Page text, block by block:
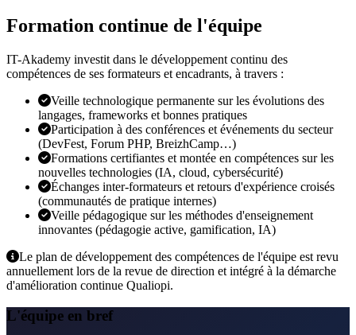
Formation continue de l'équipe
IT-Akademy investit dans le développement continu des
compétences de ses formateurs et encadrants, à travers :
Veille technologique permanente sur les évolutions des
langages, frameworks et bonnes pratiques
Participation à des conférences et événements du secteur
(DevFest, Forum PHP, BreizhCamp…)
Formations certifiantes et montée en compétences sur les
nouvelles technologies (IA, cloud, cybersécurité)
Échanges inter-formateurs et retours d'expérience croisés
(communautés de pratique internes)
Veille pédagogique sur les méthodes d'enseignement
innovantes (pédagogie active, gamification, IA)
Le plan de développement des compétences de l'équipe est revu
annuellement lors de la revue de direction et intégré à la démarche
d'amélioration continue Qualiopi.
L'équipe en bref